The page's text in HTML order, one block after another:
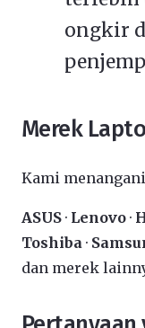
ongkir
Merek
Kami
ASUS · Lenovo ·
Toshiba ·
dan merek